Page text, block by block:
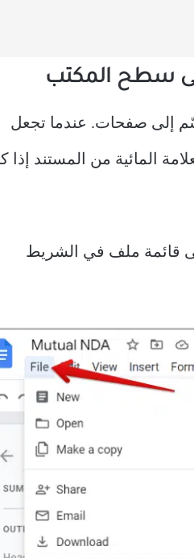
إلى صفحات. عندما تجعل
المائية من المستند إذا
قائمة ملف في الشريط